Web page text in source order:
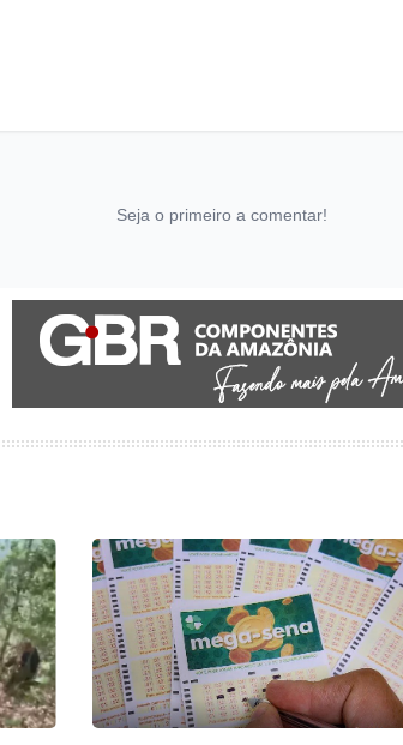
Seja o primeiro a comentar!